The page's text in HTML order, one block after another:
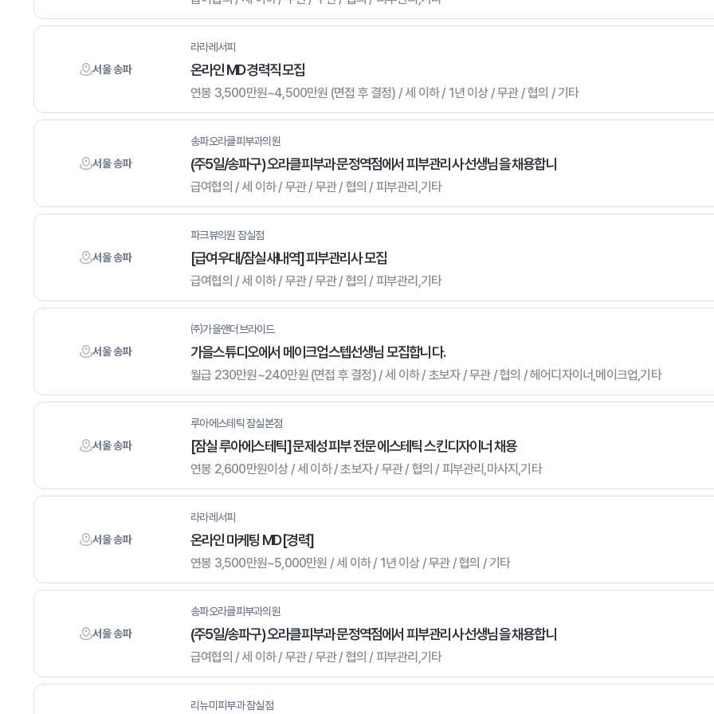
서울 송파
라라레서피
온라인 MD 경력직 모집
연봉 3,500만원~4,500만원 (면접 후 결정) / 세 이하 / 1년 이상 / 무관 / 협의 / 기타
서울 송파
송파오라클피부과의원
(주5일/송파구) 오라클피부과 문정역점에서 피부관리사 선생님을 채용합니
급여협의 / 세 이하 / 무관 / 무관 / 협의 / 피부관리,기타
서울 송파
파크뷰의원 잠실점
[급여우대/잠실새내역] 피부관리사 모집
급여협의 / 세 이하 / 무관 / 무관 / 협의 / 피부관리,기타
서울 송파
㈜가을앤더브라이드
가을스튜디오에서 메이크업스텝선생님 모집합니다.
월급 230만원~240만원 (면접 후 결정) / 세 이하 / 초보자 / 무관 / 협의 / 헤어디자이너,메이크업,기타
서울 송파
루아에스테틱 잠실본점
[잠실 루아에스테틱] 문제성 피부 전문 에스테틱 스킨디자이너 채용
연봉 2,600만원이상 / 세 이하 / 초보자 / 무관 / 협의 / 피부관리,마사지,기타
서울 송파
라라레서피
온라인 마케팅 MD [경력]
연봉 3,500만원~5,000만원 / 세 이하 / 1년 이상 / 무관 / 협의 / 기타
서울 송파
송파오라클피부과의원
(주5일/송파구) 오라클피부과 문정역점에서 피부관리사 선생님을 채용합니
급여협의 / 세 이하 / 무관 / 무관 / 협의 / 피부관리,기타
리뉴미피부과 잠실점